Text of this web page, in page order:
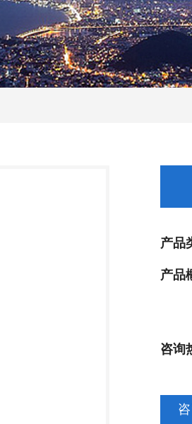
产品
产品
咨询